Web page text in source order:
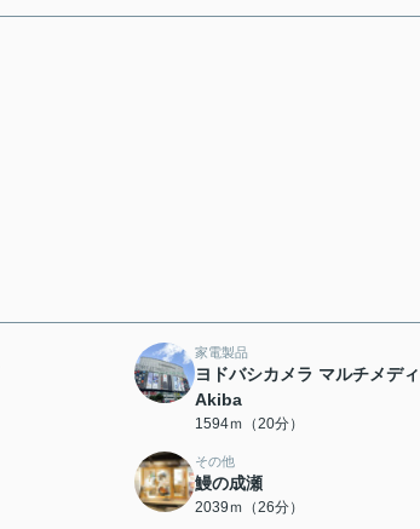
家電製品
ヨドバシカメラ マルチメデ
Akiba
1594ｍ（20分）
その他
鰻の成瀬
2039ｍ（26分）